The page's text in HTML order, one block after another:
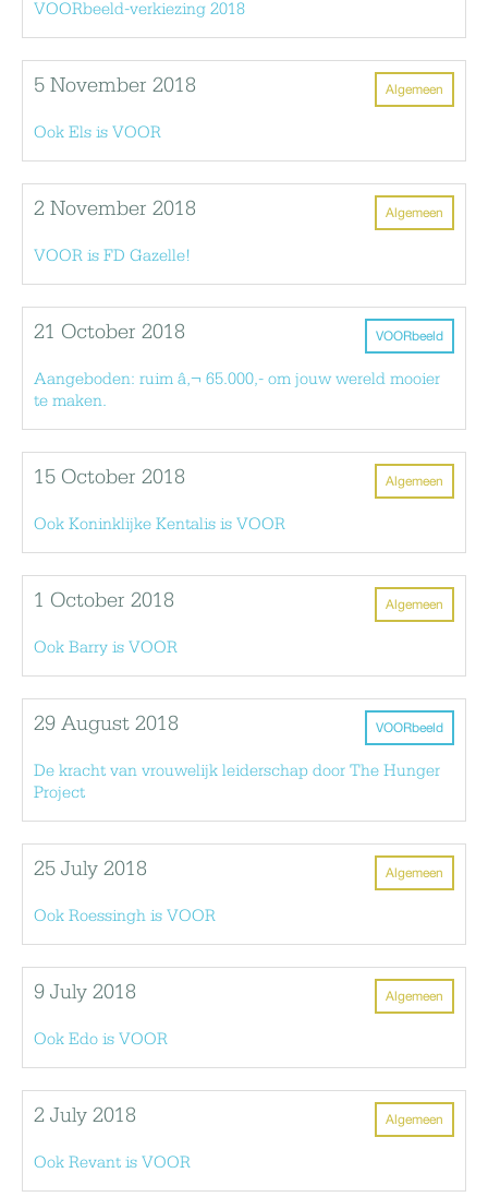
VOORbeeld-verkiezing 2018
Algemeen
5 November 2018
Ook Els is VOOR
Algemeen
2 November 2018
VOOR is FD Gazelle!
VOORbeeld
21 October 2018
Aangeboden: ruim â‚¬ 65.000,- om jouw wereld mooier
te maken.
Algemeen
15 October 2018
Ook Koninklijke Kentalis is VOOR
Algemeen
1 October 2018
Ook Barry is VOOR
VOORbeeld
29 August 2018
De kracht van vrouwelijk leiderschap door The Hunger
Project
Algemeen
25 July 2018
Ook Roessingh is VOOR
Algemeen
9 July 2018
Ook Edo is VOOR
Algemeen
2 July 2018
Ook Revant is VOOR